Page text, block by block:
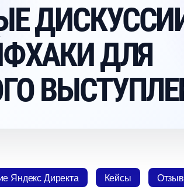
ДЛЯ
Яндекс Директа Кейсы